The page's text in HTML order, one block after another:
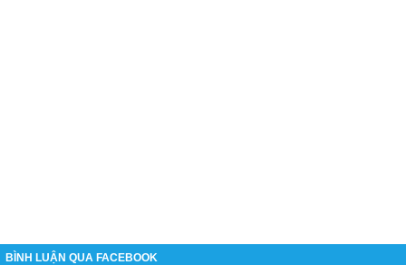
BÌNH LUẬN QUA FACEBOOK